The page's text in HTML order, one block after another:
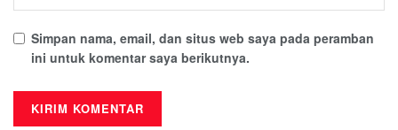
Simpan nama, email, dan situs web saya pada peramban
ini untuk komentar saya berikutnya.